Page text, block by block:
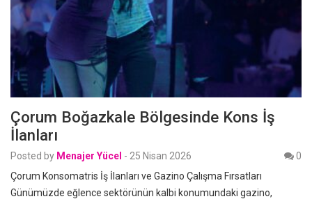
Çorum Boğazkale Bölgesinde Kons İş
İlanları
Posted by Menajer Yücel - 25 Nisan 2026
0
Çorum Konsomatris İş İlanları ve Gazino Çalışma Fırsatları
Günümüzde eğlence sektörünün kalbi konumundaki gazino,